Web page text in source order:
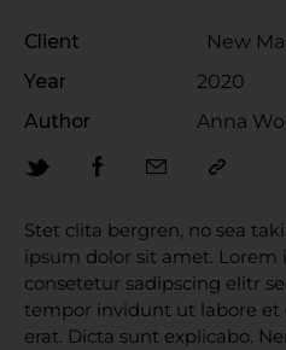
Client
New
Year
2020
Author
Anna
Stet clita bergren, no sea
ipsum dolor sit amet. Lorem
consetetur sadipscing elitr
tempor invidunt ut labore et
erat. Dicta sunt explicabo.